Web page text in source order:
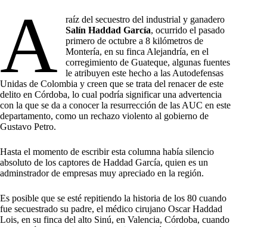
A
raíz del secuestro del industrial y ganadero
Salín Haddad García, ocurrido el pasado
primero de octubre a 8 kilómetros de
Montería, en su finca Alejandría, en el
corregimiento de Guateque, algunas fuentes
le atribuyen este hecho a las Autodefensas
Unidas de Colombia y creen que se trata del renacer de este
delito en Córdoba, lo cual podría significar una advertencia
con la que se da a conocer la resurrección de las AUC en este
departamento, como un rechazo violento al gobierno de
Gustavo Petro.
Hasta el momento de escribir esta columna había silencio
absoluto de los captores de Haddad García, quien es un
adminstrador de empresas muy apreciado en la región.
Es posible que se esté repitiendo la historia de los 80 cuando
fue secuestrado su padre, el médico cirujano Oscar Haddad
Lois, en su finca del alto Sinú, en Valencia, Córdoba, cuando